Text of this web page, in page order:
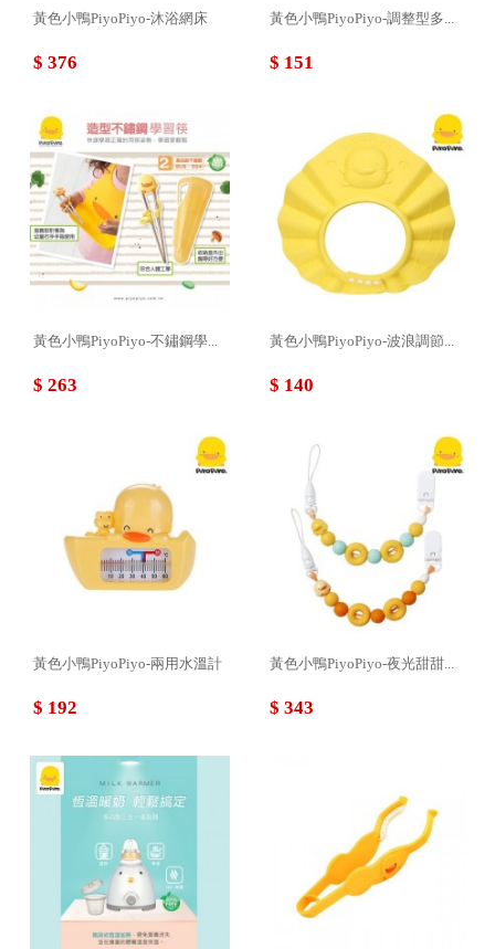
黃色小鴨PiyoPiyo-沐浴網床
$ 376
黃色小鴨PiyoPiyo-調整型多...
$ 151
黃色小鴨PiyoPiyo-不鏽鋼學...
$ 263
黃色小鴨PiyoPiyo-波浪調節...
$ 140
黃色小鴨PiyoPiyo-兩用水溫計
$ 192
黃色小鴨PiyoPiyo-夜光甜甜...
$ 343